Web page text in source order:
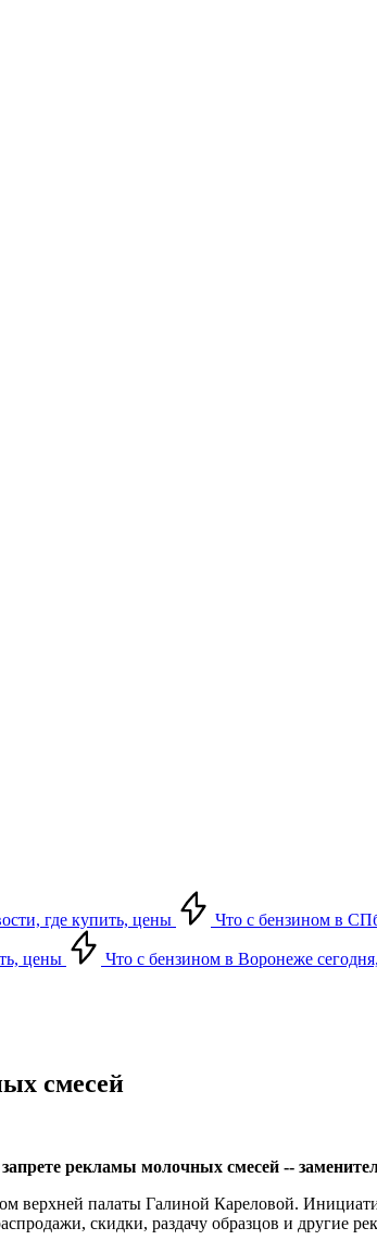
где купить, цены Что с бензином в
цены Что с бензином в Воронеже
смесей
рекламы молочных смесей --
верхней палаты Галиной Кареловой.
скидки, раздачу образцов и другие